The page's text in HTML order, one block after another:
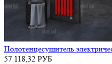
Полотенцесушитель
57 118,32 РУБ